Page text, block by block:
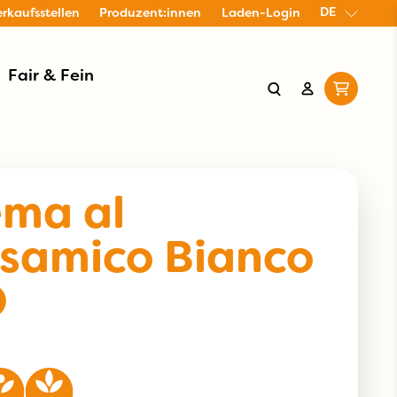
Produzent:innen Laden-Login DE
Fair & Fein
al
Bianco